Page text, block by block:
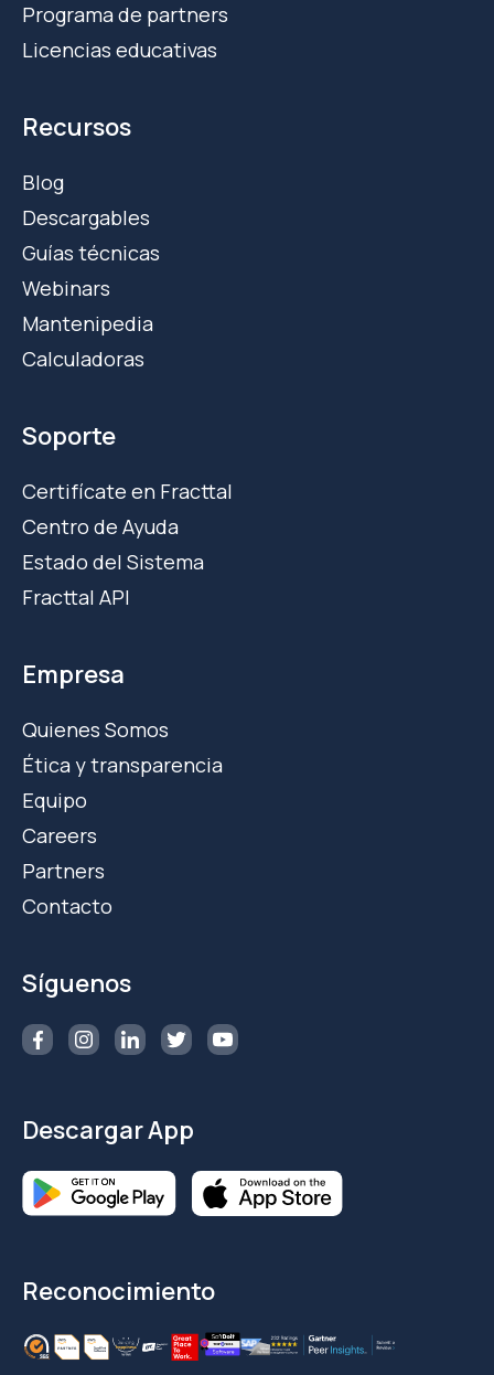
Programa de partners
Licencias educativas
Recursos
Blog
Descargables
Guías técnicas
Webinars
Mantenipedia
Calculadoras
Soporte
Certifícate en Fracttal
Centro de Ayuda
Estado del Sistema
Fracttal API
Empresa
Quienes Somos
Ética y transparencia
Equipo
Careers
Partners
Contacto
Síguenos
Descargar App
Reconocimiento